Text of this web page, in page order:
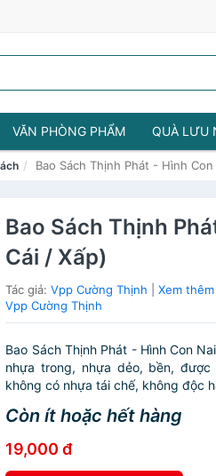
VĂN PHÒNG PHẨM QUÀ LƯU
Bao Sách Thịnh Phát - Hình
Bao Sách Thịnh
Cái / Xấp)
Tác giả:Vpp Cường Thịnh |Xem
Vpp Cường Thịnh
Bao Sách Thịnh Phát - Hình Con
nhựa trong, nhựa dẻo, bền,
không có nhựa tái chế, không độc
Còn ít hoặc hết hàng
19,000 đ